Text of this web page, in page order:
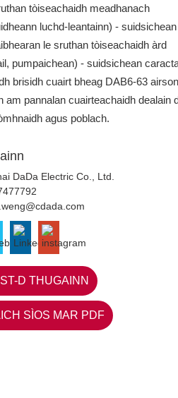
tòiseachaidh meadhanach
luchd-leantainn) - suidsichean
le sruthan tòiseachaidh àrd
pumpaichean) - suidsichean
brisidh cuairt bheag DAB6-63
am pannalan cuairteachaidh dealain
agus poblach.
DaDa Electric Co., Ltd.
D THUGAINN
SÌOS MAR PDF